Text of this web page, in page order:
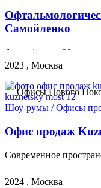
Самойленко
Атмосфера лобби отеля
2023 , Москва
Офисы Нового
Шоу-румы / Офисы
Офис продаж
Современное
2024 , Москва